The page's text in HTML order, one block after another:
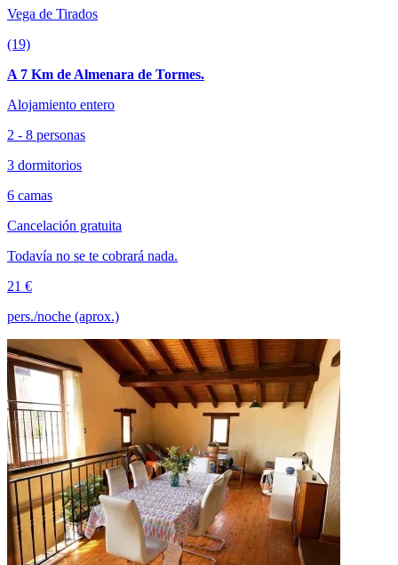
Vega de Tirados
(19)
A 7 Km de Almenara de Tormes.
Alojamiento entero
2 - 8 personas
3 dormitorios
6 camas
Cancelación gratuita
Todavía no se te cobrará nada.
21 €
pers./noche (aprox.)